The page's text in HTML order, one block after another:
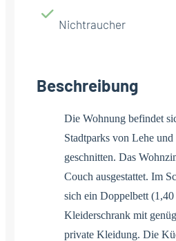
Nichtraucher
Beschreibung
Die Wohnung befindet
Stadtparks von Lehe
geschnitten. Das
Couch ausgestattet. Im
sich ein Doppelbett
Kleiderschrank mit
private Kleidung. Die